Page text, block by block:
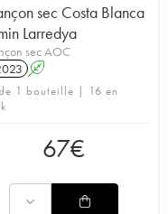
sec Costa Blanca
Larredya
sec AOC
A
1 bouteille | 16 en
67€